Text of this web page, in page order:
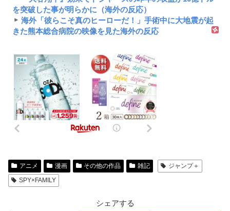
を突破した事が明らかに（海外の反応）
海外「彼らこそ真のヒーローだ！」手術中に大地震が起
きた熊本総合病院の映像を見た海外の反応
アニメ 漫画 その他の作品 雑記
ジャンプ＋
SPY×FAMILY
シェアする